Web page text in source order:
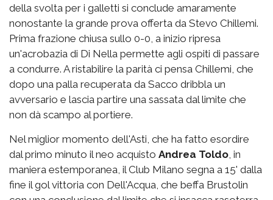
della svolta per i galletti si conclude amaramente
nonostante la grande prova offerta da Stevo Chillemi.
Prima frazione chiusa sullo 0-0, a inizio ripresa
un'acrobazia di Di Nella permette agli ospiti di passare
a condurre. A ristabilire la parità ci pensa Chillemi, che
dopo una palla recuperata da Sacco dribbla un
avversario e lascia partire una sassata dal limite che
non dà scampo al portiere.
Nel miglior momento dell'Asti, che ha fatto esordire
dal primo minuto il neo acquisto Andrea Toldo , in
maniera estemporanea, il Club Milano segna a 15' dalla
fine il gol vittoria con Dell'Acqua, che beffa Brustolin